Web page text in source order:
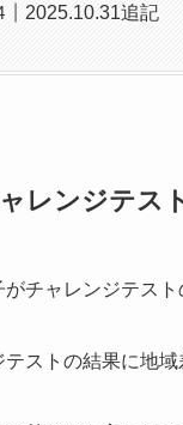
2025.10.31追記
レンジテス
がチャレンジテス
ストの結果に地